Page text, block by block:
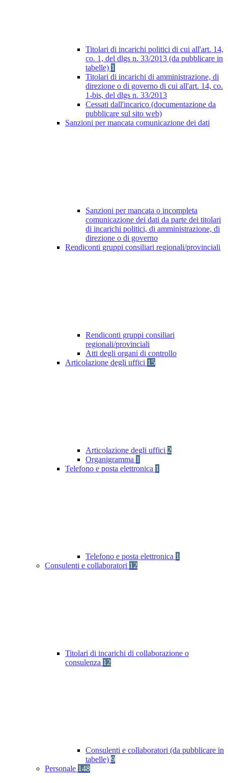
Titolari di incarichi politici di cui all'art. 14,
co. 1, del dlgs n. 33/2013 (da pubblicare in
tabelle) 1
Titolari di incarichi di amministrazione, di
direzione o di governo di cui all'art. 14, co.
1-bis, del dlgs n. 33/2013
Cessati dall'incarico (documentazione da
pubblicare sul sito web)
Sanzioni per mancata comunicazione dei dati
Sanzioni per mancata o incompleta
comunicazione dei dati da parte dei titolari
di incarichi politici, di amministrazione, di
direzione o di governo
Rendiconti gruppi consiliari regionali/provinciali
Rendiconti gruppi consiliari
regionali/provinciali
Atti degli organi di controllo
Articolazione degli uffici 15
Articolazione degli uffici 2
Organigramma 1
Telefono e posta elettronica 1
Telefono e posta elettronica 1
Consulenti e collaboratori 12
Titolari di incarichi di collaborazione o
consulenza 12
Consulenti e collaboratori (da pubblicare in
tabelle) 9
Personale 148